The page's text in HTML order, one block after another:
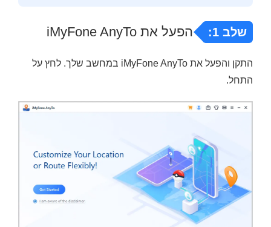
שלב 1: הפעל את iMyFone AnyTo
התקן והפעל את iMyFone AnyTo במחשב שלך. לחץ על
התחל.